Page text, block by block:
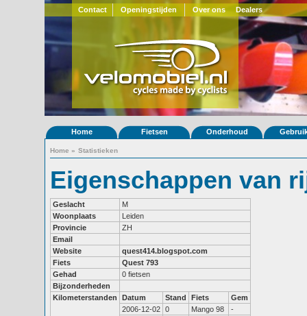
Contact Openingstijden Over ons Dealers
Home Fietsen Onderhoud
Home » Statistieken
Eigenschappen van
Geslacht
M
Woonplaats
Leiden
Provincie
ZH
Email
Website
quest414.blogspot.com
Fiets
Quest 793
Gehad
0 fietsen
Bijzonderheden
Kilometerstanden
Datum Stand Fiets
Gem
2006-12-02 0 Mango 98
-